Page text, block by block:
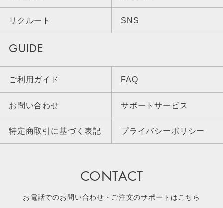
リクルート SNS
GUIDE
ご利用ガイド FAQ
お問い合わせ サポートサービス
特定商取引に基づく表記 プライバシーポリシー
CONTACT
お電話でのお問い合わせ・ご注文のサポートはこちら